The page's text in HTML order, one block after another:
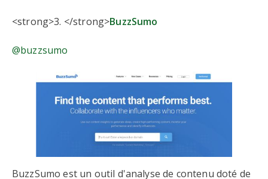
<strong>3. </strong>BuzzSumo
@buzzsumo
BuzzSumo est un outil d'analyse de contenu doté de